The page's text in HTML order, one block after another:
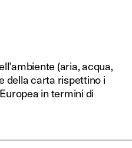
(aria, acqua,
della carta rispettino i
in termini di